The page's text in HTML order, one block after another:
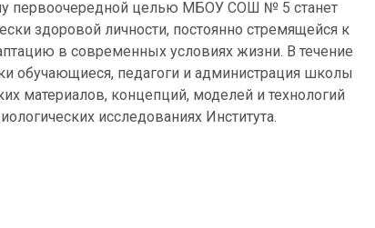
первоочередной целью МБОУ СОШ № 5 станет
здоровой личности, постоянно стремящейся к
в современных условиях жизни. В течение
обучающиеся, педагоги и администрация школы
материалов, концепций, моделей и технологий
исследованиях Института.